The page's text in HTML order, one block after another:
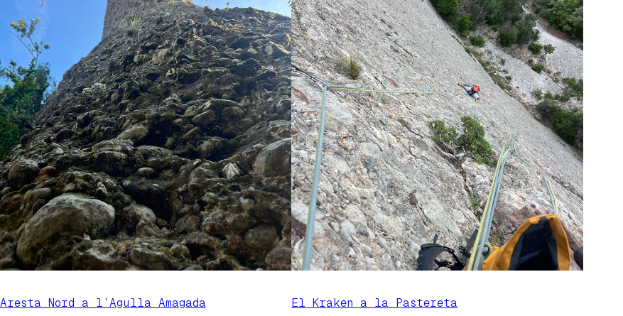
Aresta Nord a l’Agulla Amagada
El Kraken a la Pastereta